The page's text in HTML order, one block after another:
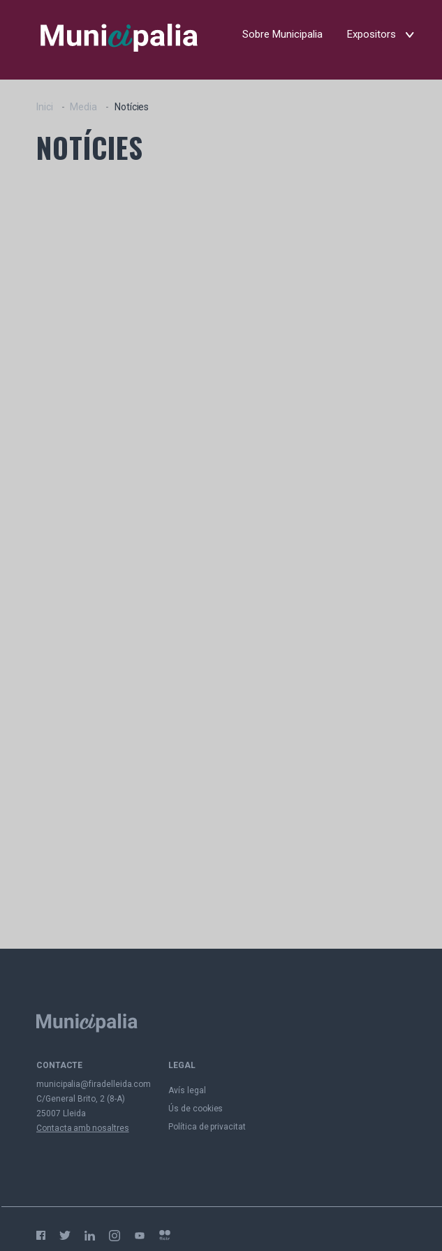
Sobre Municipalia Expositors
Inici Media Notícies
NOTÍCIES
CONTACTE
municipalia@firadelleida.com
C/General Brito, 2 (8-A)
25007 Lleida
Contacta amb nosaltres
LEGAL
Avís legal
Ús de cookies
Política de privacitat